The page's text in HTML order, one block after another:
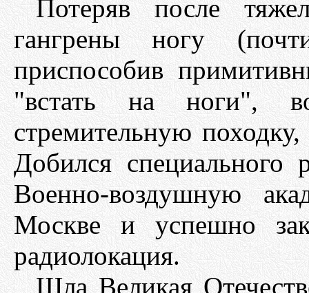
Потеряв после
гангрены ногу
приспособив
"встать на ноги",
стремительную
Добился специального
Военно-воздушную
Москве и успешно
радиолокация.
Шла Великая